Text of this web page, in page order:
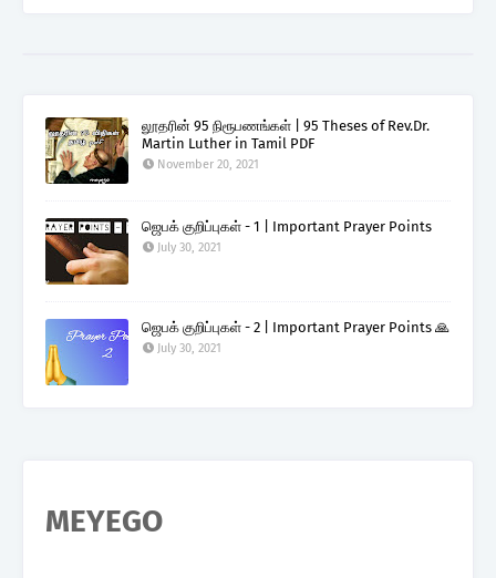
லூதரின் 95 நிரூபணங்கள் | 95 Theses of Rev.Dr.
Martin Luther in Tamil PDF
November 20, 2021
ஜெபக் குறிப்புகள் - 1 | Important Prayer Points
July 30, 2021
ஜெபக் குறிப்புகள் - 2 | Important Prayer Points 🙏
July 30, 2021
MEYEGO